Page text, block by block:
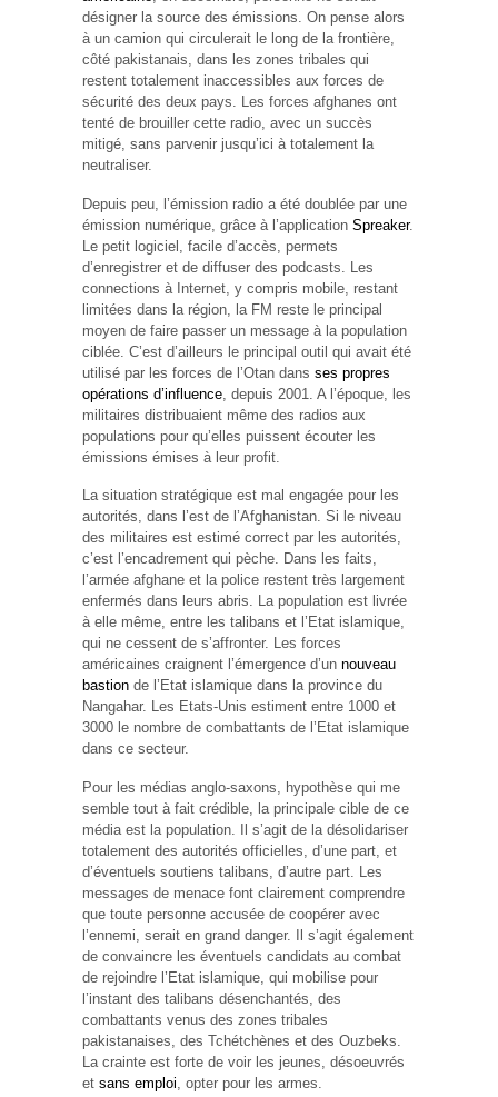
désigner la source des émissions. On pense alors
à un camion qui circulerait le long de la frontière,
côté pakistanais, dans les zones tribales qui
restent totalement inaccessibles aux forces de
sécurité des deux pays. Les forces afghanes ont
tenté de brouiller cette radio, avec un succès
mitigé, sans parvenir jusqu’ici à totalement la
neutraliser.
Depuis peu, l’émission radio a été doublée par une
émission numérique, grâce à l’application Spreaker.
Le petit logiciel, facile d’accès, permets
d’enregistrer et de diffuser des podcasts. Les
connections à Internet, y compris mobile, restant
limitées dans la région, la FM reste le principal
moyen de faire passer un message à la population
ciblée. C’est d’ailleurs le principal outil qui avait été
utilisé par les forces de l’Otan dans ses propres
opérations d’influence , depuis 2001. A l’époque, les
militaires distribuaient même des radios aux
populations pour qu’elles puissent écouter les
émissions émises à leur profit.
La situation stratégique est mal engagée pour les
autorités, dans l’est de l’Afghanistan. Si le niveau
des militaires est estimé correct par les autorités,
c’est l’encadrement qui pèche. Dans les faits,
l’armée afghane et la police restent très largement
enfermés dans leurs abris. La population est livrée
à elle même, entre les talibans et l’Etat islamique,
qui ne cessent de s’affronter. Les forces
américaines craignent l’émergence d’un nouveau
bastion de l’Etat islamique dans la province du
Nangahar. Les Etats-Unis estiment entre 1000 et
3000 le nombre de combattants de l’Etat islamique
dans ce secteur.
Pour les médias anglo-saxons, hypothèse qui me
semble tout à fait crédible, la principale cible de ce
média est la population. Il s’agit de la désolidariser
totalement des autorités officielles, d’une part, et
d’éventuels soutiens talibans, d’autre part. Les
messages de menace font clairement comprendre
que toute personne accusée de coopérer avec
l’ennemi, serait en grand danger. Il s’agit également
de convaincre les éventuels candidats au combat
de rejoindre l’Etat islamique, qui mobilise pour
l’instant des talibans désenchantés, des
combattants venus des zones tribales
pakistanaises, des Tchétchènes et des Ouzbeks.
La crainte est forte de voir les jeunes, désoeuvrés
et sans emploi, opter pour les armes.